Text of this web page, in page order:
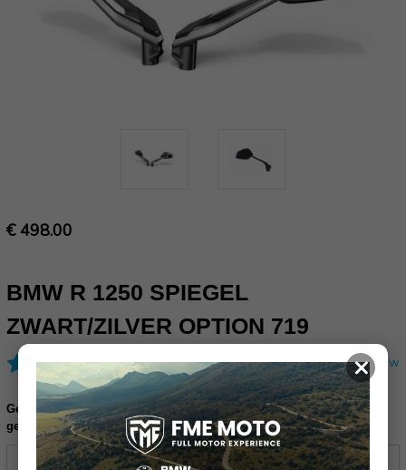
€ 498.00
BMW R 1250 SPIEGEL
ZWART/ZILVER OPTION 719
(1 review) Schrijf een review
Gelieve uw frame nummer in te vullen ter controle of dit product
geschikt is voor uw motor (17 karakters):
×